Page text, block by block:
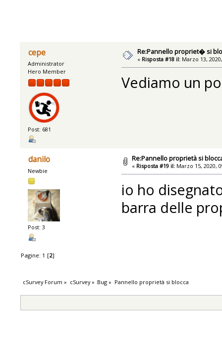
cepe
Administrator
Hero Member
Post: 681
Re:Pannello propriet� si
« Risposta #18 il: Marzo 13,
Vediamo un
danilo
Newbie
Post: 3
Re:Pannello proprietà si
« Risposta #19 il: Marzo 15, 2020,
io ho
barra delle
Pagine: 1 [2]
cSurvey Forum » cSurvey» Bug » Pannello proprietà si blocca